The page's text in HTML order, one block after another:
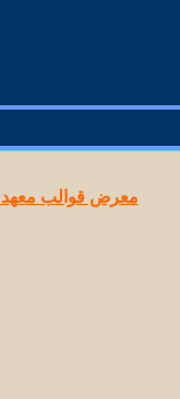
معرض قوالب معهد